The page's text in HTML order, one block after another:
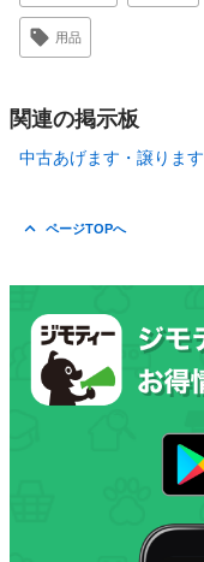
用品
関連の掲示板
中古あげます・譲ります
ページTOPへ